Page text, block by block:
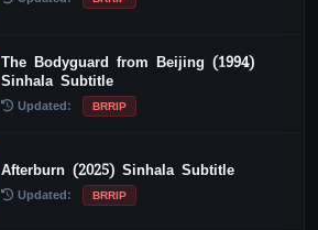
The Bodyguard from Beijing (1994)
Sinhala Subtitle
Updated: BRRIP
Afterburn (2025) Sinhala Subtitle
Updated: BRRIP